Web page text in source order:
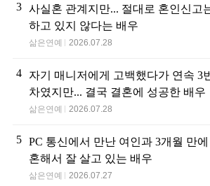
3 사실혼 관계지만... 절대로 혼인신고
하고 있지 않다는 배우
삶은연예 2026.07.28
4
자기 매니저에게 고백했다가 연속 3
차였지만... 결국 결혼에 성공한 배우
삶은연예 2026.07.28
5 PC 통신에서 만난 여인과 3개월 만에
혼해서 잘 살고 있는 배우
삶은연예 2026.07.27